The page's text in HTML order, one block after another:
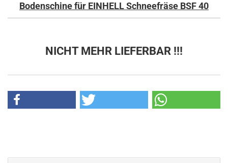
Bodenschine für EINHELL Schneefräse BSF 40
NICHT MEHR LIEFERBAR !!!